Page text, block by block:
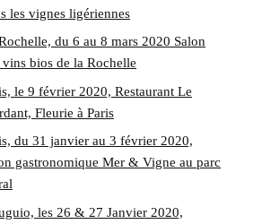
les vignes ligériennes
du 6 au 8 mars 2020 Salon
vins bios de la Rochelle
le 9 février 2020, Restaurant Le
Fleurie à Paris
du 31 janvier au 3 février 2020,
gastronomique Mer & Vigne au parc
les 26 & 27 Janvier 2020,